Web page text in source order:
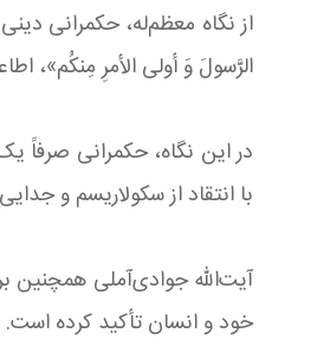
از نگاه معظم‌له، حکمرانی
الرَّسولَ وَ أولی الأمرِ مِنکُم»،
در این نگاه، حکمرانی
با انتقاد از سکولاریسم و
آیت‌الله جوادی‌آملی همچنین
خود و انسان تأکید کرده است.